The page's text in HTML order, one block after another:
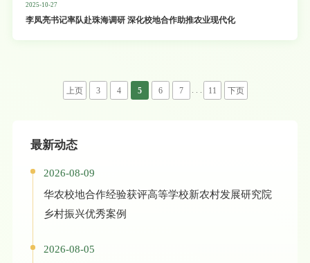
2025-10-27
李凤亮书记率队赴珠海调研 深化校地合作助推农业现代化
上页 3 4 5 6 7 . . . 11 下页
最新动态
2026-08-09
华农校地合作经验获评高等学校新农村发展研究院
乡村振兴优秀案例
2026-08-05